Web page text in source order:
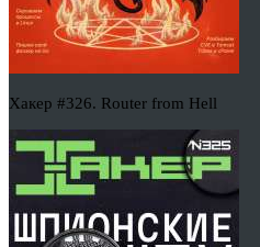
Хакер #326. Router from Hell